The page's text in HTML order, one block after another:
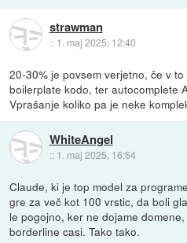
strawman
:: 1. maj 2025, 12:40
20-30% je povsem verjetno, če v
boilerplate kodo, ter autocomplete
Vprašanje koliko pa je neke
WhiteAngel
:: 1. maj 2025, 16:54
Claude, ki je top model za
gre za več kot 100 vrstic, da boli
le pogojno, ker ne dojame
borderline casi. Tako tako.